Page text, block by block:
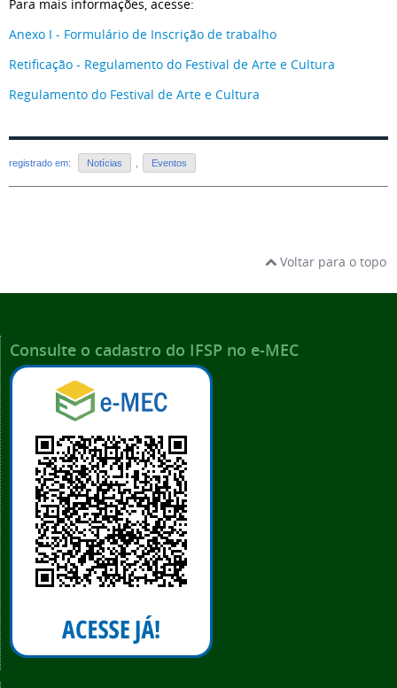
Para mais informações, acesse:
Anexo I - Formulário de Inscrição de trabalho
Retificação - Regulamento do Festival de Arte e Cultura
Regulamento do Festival de Arte e Cultura
registrado em: Notícias Eventos
Voltar para o topo
Consulte o cadastro do IFSP no e-MEC